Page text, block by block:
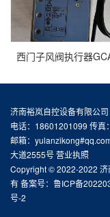
西门子风阀执行器
济南裕岚自控设备有限公司
电话：18601201099 传真
邮箱：
大道2555号营业执照
Copyright © 2022-2022 济
有 备案号： 鲁ICP备
号-2